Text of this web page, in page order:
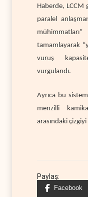
Haberde, LCCM
paralel
tamamlayarak
vuruş
vurgulandı.
Ayrıca bu
menzilli
arasındaki çizgiyi
Paylaş:
Facebook